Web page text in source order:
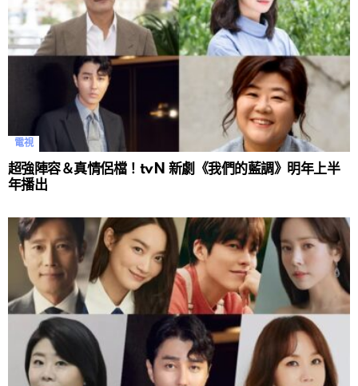
電視
超強陣容＆真情侶檔！tvN 新劇《我們的藍調》明年上半
年播出